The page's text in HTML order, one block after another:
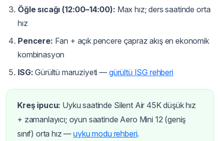
Öğle sıcağı (12:00–14:00): Max hız; ders saatinde orta
hız
Pencere: Fan + açık pencere çapraz akış en ekonomik
kombinasyon
ISG: Gürültü maruziyeti — gürültü ISG rehberi
Kreş ipucu: Uyku saatinde Silent Air 45K düşük hız
+ zamanlayıcı; oyun saatinde Aero Mini 12 (geniş
sınıf) orta hız —uyku modu rehberi.